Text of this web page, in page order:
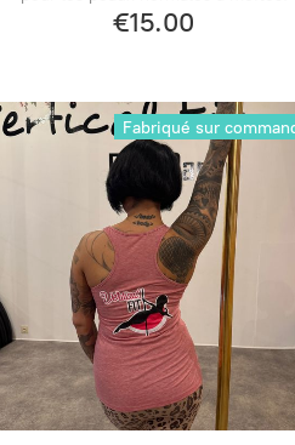
€15.00
Fabriqué sur